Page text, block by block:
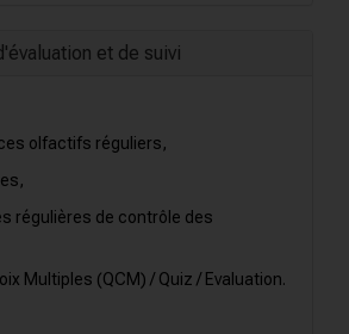
et de suivi
olfactifs réguliers,
régulières de contrôle des
Multiples (QCM) / Quiz / Evaluation.